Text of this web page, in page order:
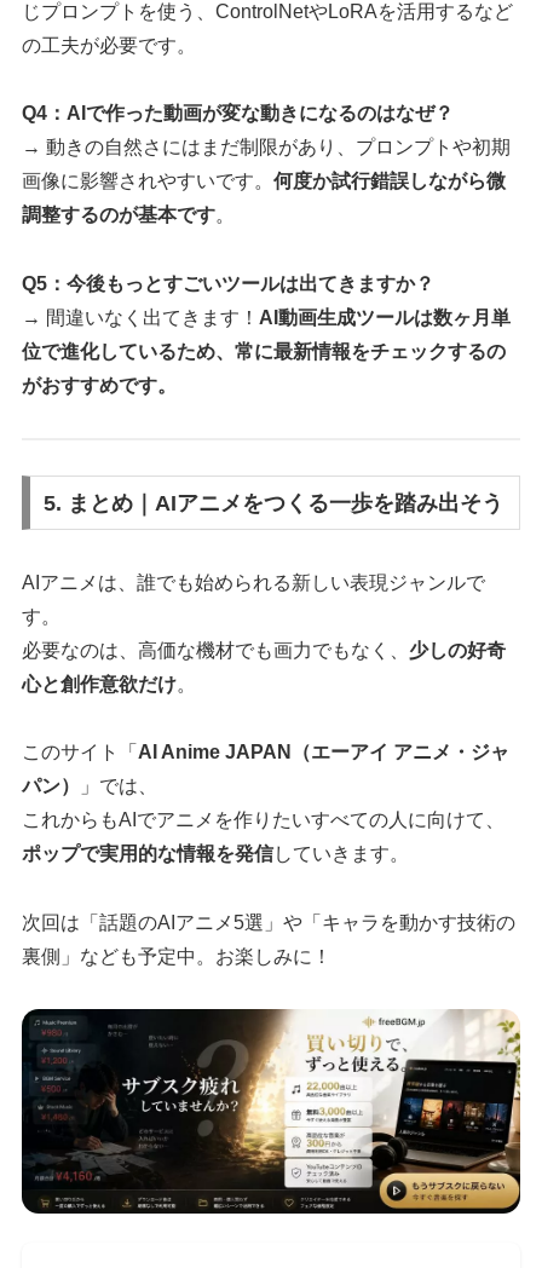
じプロンプトを使う、ControlNetやLoRAを活用するなど
の工夫が必要です。
Q4：AIで作った動画が変な動きになるのはなぜ？
→ 動きの自然さにはまだ制限があり、プロンプトや初期
画像に影響されやすいです。何度か試行錯誤しながら微
調整するのが基本です。
Q5：今後もっとすごいツールは出てきますか？
→ 間違いなく出てきます！ AI動画生成ツールは数ヶ月単
位で進化しているため、常に最新情報をチェックするの
がおすすめです。
5. まとめ｜AIアニメをつくる一歩を踏み出そう
AIアニメは、誰でも始められる新しい表現ジャンルで
す。
必要なのは、高価な機材でも画力でもなく、 少しの好奇
心と創作意欲だけ。
このサイト「 AI Anime JAPAN（エーアイ アニメ・ジャ
パン）
」では、
これからもAIでアニメを作りたいすべての人に向けて、
ポップで実用的な情報を発信していきます。
次回は「話題のAIアニメ5選」や「キャラを動かす技術の
裏側」なども予定中。お楽しみに！